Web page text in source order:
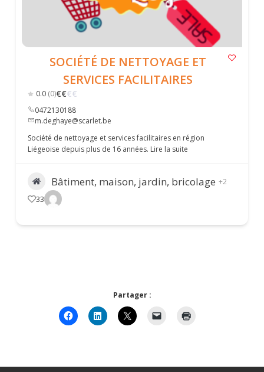
SOCIÉTÉ DE NETTOYAGE ET
SERVICES FACILITAIRES
0.0 (0)€€€€
0472130188
m.deghaye@scarlet.be
Société de nettoyage et services facilitaires en région
Liégeoise depuis plus de 16 années. Lire la suite
Bâtiment, maison, jardin, bricolage +2
33
Partager :